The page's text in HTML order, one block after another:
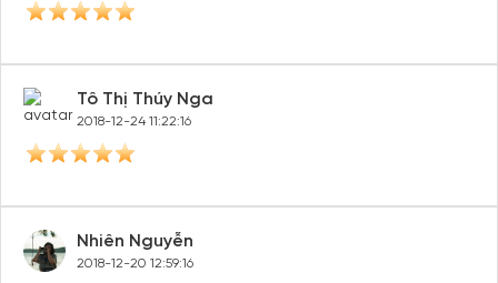
Tô Thị Thúy Nga
2018-12-24 11:22:16
Nhiên Nguyễn
2018-12-20 12:59:16